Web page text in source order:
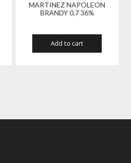
MARTINEZ NAPOLEON
BRANDY 0,7 36%
Add to cart